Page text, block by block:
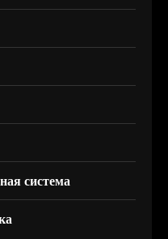
система